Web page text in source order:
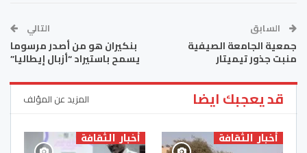
السابق
جمعية الجامعة الصيفية
منبت جذور تيميتار
التالي
بنكيران هو من أصدر مرسوما
يسمح باستيراد “أزبال إيطاليا”
قد يعجبك ايضا المزيد عن المؤلف
أخبار الثقافة أخبار الثقافة